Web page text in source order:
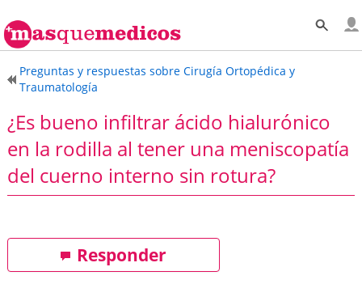
Preguntas y respuestas sobre Cirugía Ortopédica y
Traumatología
¿Es bueno infiltrar ácido hialurónico
en la rodilla al tener una meniscopatía
del cuerno interno sin rotura?
Responder